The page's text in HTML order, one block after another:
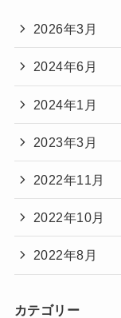
2026年3月
2024年6月
2024年1月
2023年3月
2022年11月
2022年10月
2022年8月
カテゴリー